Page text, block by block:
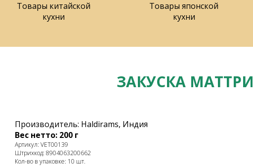
Товары китайской
кухни
Товары японской
кухни
ЗАКУСКА МАТТРИ
Производитель: Haldirams, Индия
Вес нетто: 200 г
Артикул: VET00139
Штрихкод: 8904063200662
Кол-во в упаковке: 10 шт.